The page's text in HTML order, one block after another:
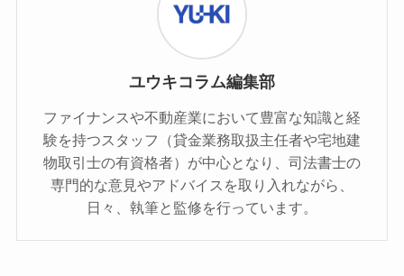
ユウキコラム編集部
ファイナンスや不動産業において豊富な知識と経
験を持つスタッフ（貸金業務取扱主任者や宅地建
物取引士の有資格者）が中心となり、司法書士の
専門的な意見やアドバイスを取り入れながら、
日々、執筆と監修を行っています。